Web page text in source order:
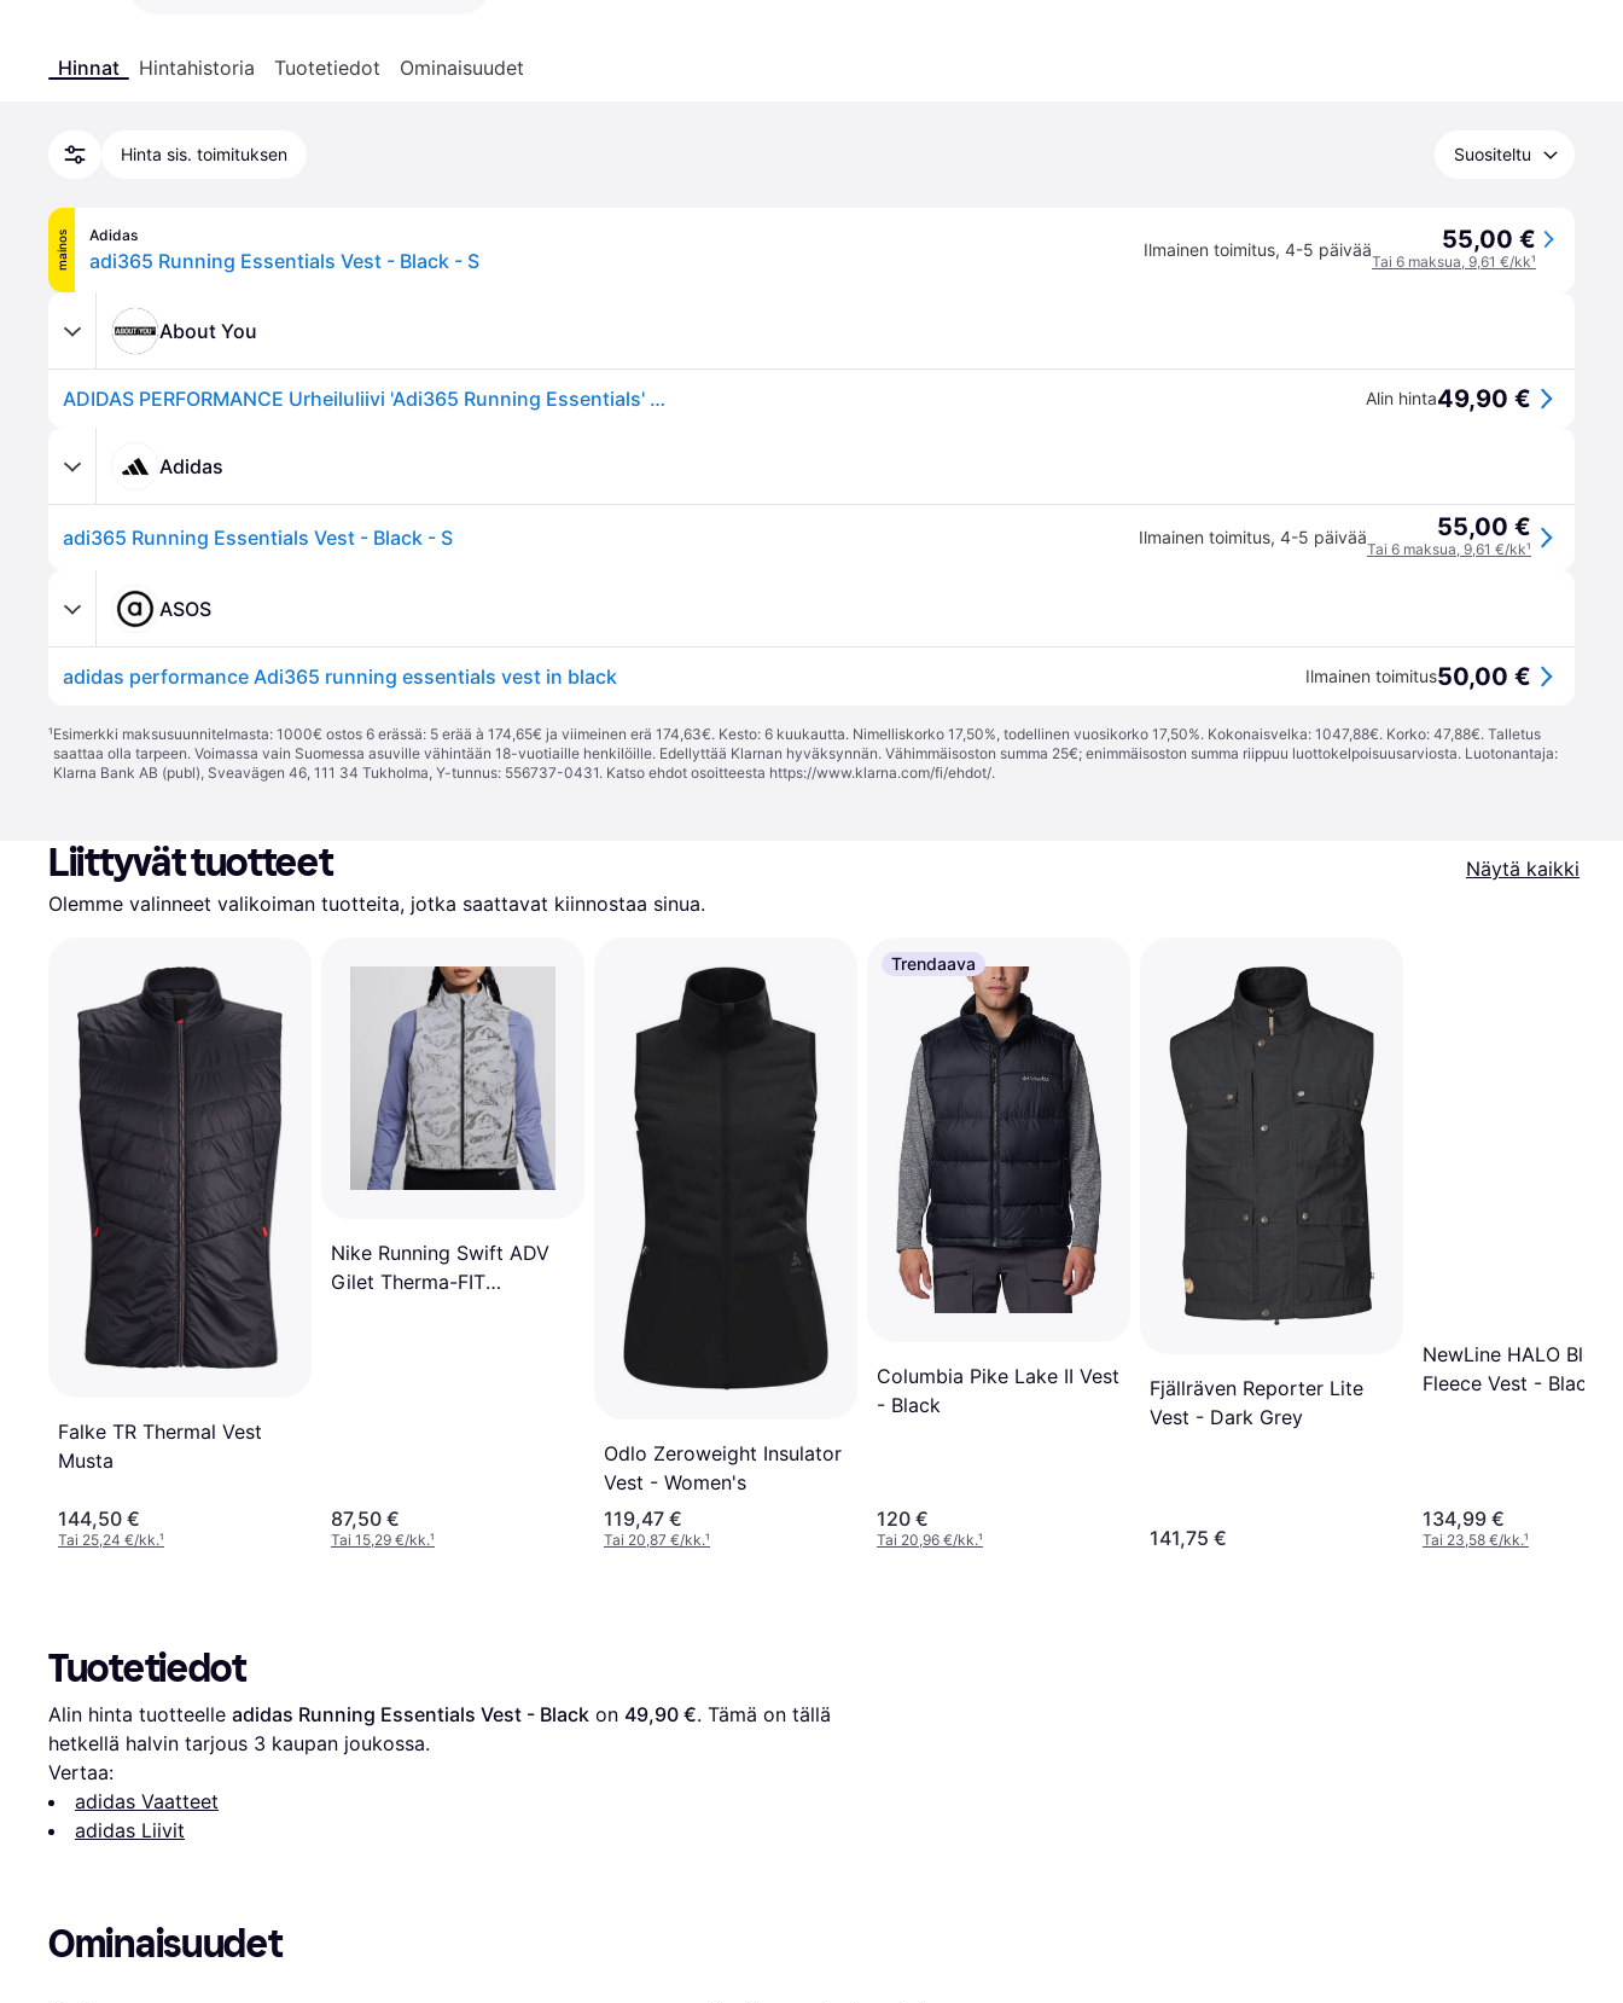
Hinnat Hintahistoria Tuotetiedot Ominaisuudet
Hinta sis. toimituksen Suositeltu
mainos Adidas
adi365 Running Essentials Vest - Black - S Ilmainen toimitus, 4-5 päivää 55,00 €
Tai 6 maksua, 9,61 €/kk¹
About You
ADIDAS PERFORMANCE Urheiluliivi 'Adi365 Running Essentials' hopeanharmaa / musta Alin hinta49,90 €
Adidas
adi365 Running Essentials Vest - Black - S Ilmainen toimitus, 4-5 päivää 55,00 €
Tai 6 maksua, 9,61 €/kk¹
ASOS
adidas performance Adi365 running essentials vest in black Ilmainen toimitus50,00 €
¹Esimerkki maksusuunnitelmasta: 1000€ ostos 6 erässä: 5 erää à 174,65€ ja viimeinen erä 174,63€. Kesto: 6 kuukautta. Nimelliskorko 17,50%, todellinen vuosikorko 17,50%. Kokonaisvelka: 1047,88€. Korko: 47,88€. Talletus
saattaa olla tarpeen. Voimassa vain Suomessa asuville vähintään 18-vuotiaille henkilöille. Edellyttää Klarnan hyväksynnän. Vähimmäisoston summa 25€; enimmäisoston summa riippuu luottokelpoisuusarviosta. Luotonantaja:
Klarna Bank AB (publ), Sveavägen 46, 111 34 Tukholma, Y-tunnus: 556737-0431. Katso ehdot osoitteesta https://www.klarna.com/fi/ehdot/.
Liittyvät tuotteet
Näytä kaikki
Olemme valinneet valikoiman tuotteita, jotka saattavat kiinnostaa sinua.
Falke TR Thermal Vest
Musta
144,50 €
Tai 25,24 €/kk.¹
Nike Running Swift ADV
Gilet Therma-FIT
87,50 €
Tai 15,29 €/kk.¹
Odlo Zeroweight Insulator
Vest - Women's
119,47 €
Tai 20,87 €/kk.¹
Trendaava
Columbia Pike Lake II Vest
- Black
120 €
Tai 20,96 €/kk.¹
Fjällräven Reporter Lite
Vest - Dark Grey
141,75 €
NewLine HALO
Fleece Vest - Black
134,99 €
Tai 23,58 €/kk.¹
Tuotetiedot
Alin hinta tuotteelle adidas Running Essentials Vest - Black on 49,90 €. Tämä on tällä
hetkellä halvin tarjous 3 kaupan joukossa.
Vertaa:
adidas Vaatteet
adidas Liivit
Ominaisuudet